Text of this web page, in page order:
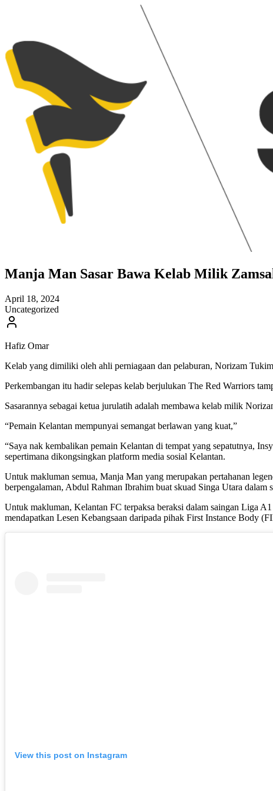
Manja Man Sasar Bawa Kelab Milik
April 18, 2024
Uncategorized
Hafiz Omar
Kelab yang dimiliki oleh ahli perniagaan dan pelaburan, Norizam
Perkembangan itu hadir selepas kelab berjulukan The Red Warriors
Sasarannya sebagai ketua jurulatih adalah membawa kelab milik
“Pemain Kelantan mempunyai semangat berlawan yang kuat,”
“Saya nak kembalikan pemain Kelantan di tempat yang sepatutnya,
sepertimana dikongsingkan platform media sosial Kelantan.
Untuk makluman semua, Manja Man yang merupakan pertahanan
berpengalaman, Abdul Rahman Ibrahim buat skuad Singa Utara dalam
Untuk makluman, Kelantan FC terpaksa beraksi dalam saingan Liga
mendapatkan Lesen Kebangsaan daripada pihak First Instance Body
View this post on Instagram